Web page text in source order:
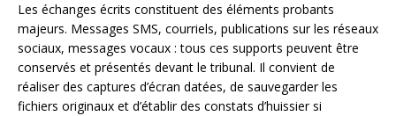
Les échanges écrits constituent des éléments probants
majeurs. Messages SMS, courriels, publications sur les réseaux
sociaux, messages vocaux : tous ces supports peuvent être
conservés et présentés devant le tribunal. Il convient de
réaliser des captures d’écran datées, de sauvegarder les
fichiers originaux et d’établir des constats d’huissier si